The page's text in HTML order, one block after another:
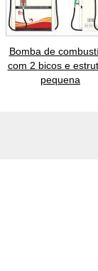
Bomba de
com 2 bicos e
pequena